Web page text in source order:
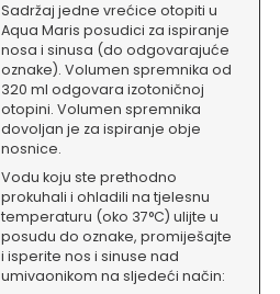
Sadržaj jedne vrećice otopiti u
Aqua Maris posudici za ispiranje
nosa i sinusa (do odgovarajuće
oznake). Volumen spremnika od
320 ml odgovara izotoničnoj
otopini. Volumen spremnika
dovoljan je za ispiranje obje
nosnice.
Vodu koju ste prethodno
prokuhali i ohladili na tjelesnu
temperaturu (oko 37°C) ulijte u
posudu do oznake, promiješajte
i isperite nos i sinuse nad
umivaonikom na sljedeći način: